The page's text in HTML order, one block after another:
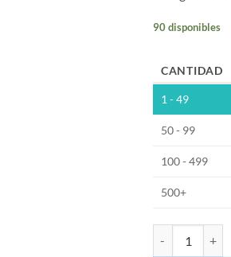
90 disponibles
CANTIDAD
1 - 49
50 - 99
100 - 499
500+